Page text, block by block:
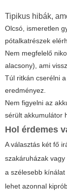
Tipikus hibák,
Olcsó, ismeretlen
pótalkatrészek
Nem megfelelő
alacsony), ami
Túl ritkán cserélni
eredményez.
Nem figyelni az
sérült akkumulátor
Hol érdemes
A választás két fő
szakáruházak
a szélesebb
lehet azonnal